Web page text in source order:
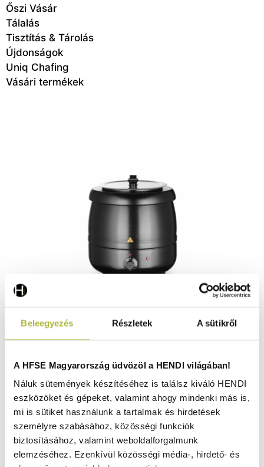
Beleegyezés Részletek A sütikről
A HFSE Magyarország üdvözöl a HENDI világában!
Náluk sütemények készítéséhez is találsz kiváló HENDI
eszközöket és gépeket, valamint ahogy mindenki más is,
mi is sütiket használunk a tartalmak és hirdetések
személyre szabásához, közösségi funkciók
biztosításához, valamint weboldalforgalmunk
elemzéséhez. Ezenkívül közösségi média-, hirdető- és
Őszi Vásár
Tálalás
Tisztítás & Tárolás
Újdonságok
Uniq Chafing
Vásári termékek
mm - HENDI 860083
28.720Ft
(22.614Ft+ ÁFA)
KOSÁRBA